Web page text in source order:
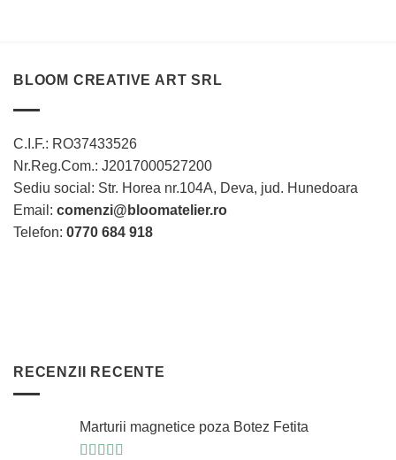
variații.
alese
în
pagina
produsului.
pagina
BLOOM CREATIVE ART SRL
C.I.F.: RO37433526
Nr.Reg.Com.: J2017000527200
Sediu social: Str. Horea nr.104A, Deva, jud. Hunedoara
Email: comenzi@bloomatelier.ro
Telefon: 0770 684 918
RECENZII RECENTE
Marturii magnetice poza Botez Fetita